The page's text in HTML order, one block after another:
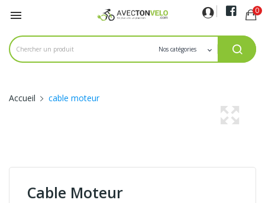
 0
Accueil cable moteur
Cable Moteur